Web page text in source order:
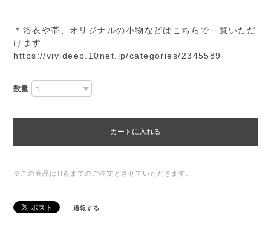
＊浴衣や帯、オリジナルの小物などはこちらで一覧いただ
けます
https://vivideep.10net.jp/categories/2345589
数量
カートに入れる
※この商品は11点までのご注文とさせていただきます。
通報する